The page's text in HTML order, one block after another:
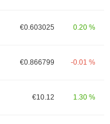
€0.603025 0.20 %
€0.866799 -0.01 %
€10.12 1.30 %